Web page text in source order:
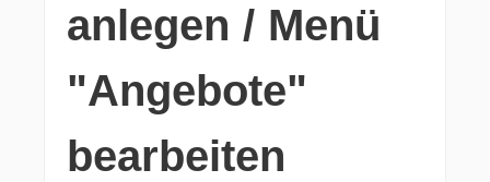
anlegen / Menü
"Angebote"
bearbeiten